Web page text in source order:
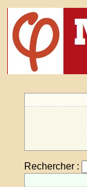
Rechercher :